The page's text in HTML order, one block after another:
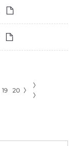
19 20 〉
〉
〉